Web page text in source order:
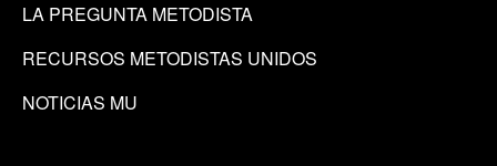
LA PREGUNTA METODISTA
RECURSOS METODISTAS UNIDOS
NOTICIAS MU